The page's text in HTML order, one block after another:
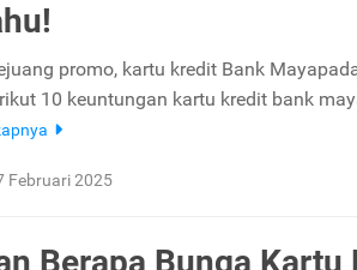
promo, kartu kredit Bank
10 keuntungan kartu kredit bank
Februari 2025